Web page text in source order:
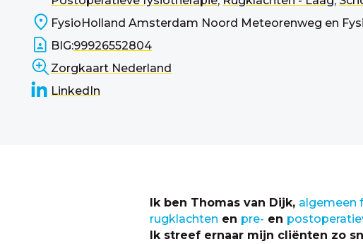
FysioHolland Amsterdam Noord Meteorenweg en
BIG:99926552804
Zorgkaart Nederland
LinkedIn
Ik ben Thomas van Dijk, algemeen
rugklachten en pre- en
Ik streef ernaar mijn cliënten zo